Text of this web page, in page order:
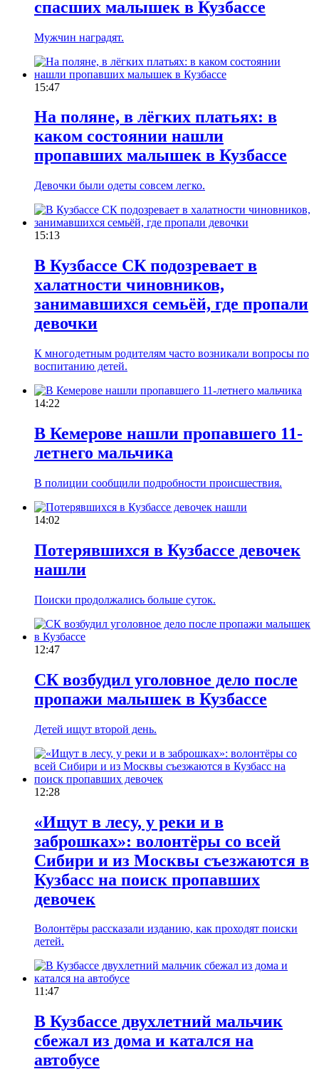
спасших малышек в Кузбассе
Мужчин наградят.
15:47
На поляне, в лёгких платьях: в
каком состоянии нашли
пропавших малышек в Кузбассе
Девочки были одеты совсем легко.
15:13
В Кузбассе СК подозревает в
халатности чиновников,
занимавшихся семьёй, где пропали
девочки
К многодетным родителям часто возникали вопросы по
воспитанию детей.
14:22
В Кемерове нашли пропавшего 11-
летнего мальчика
В полиции сообщили подробности происшествия.
14:02
Потерявшихся в Кузбассе девочек
нашли
Поиски продолжались больше суток.
12:47
СК возбудил уголовное дело после
пропажи малышек в Кузбассе
Детей ищут второй день.
12:28
«Ищут в лесу, у реки и в
заброшках»: волонтёры со всей
Сибири и из Москвы съезжаются в
Кузбасс на поиск пропавших
девочек
Волонтёры рассказали изданию, как проходят поиски
детей.
11:47
В Кузбассе двухлетний мальчик
сбежал из дома и катался на
автобусе